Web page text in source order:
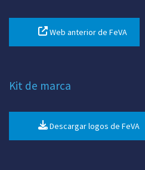
Web anterior de FeVA
Kit de marca
Descargar logos de FeVA